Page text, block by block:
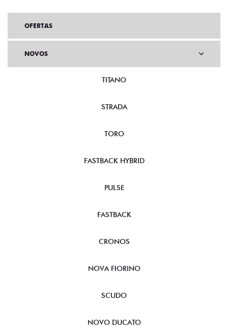
OFERTAS
NOVOS
TITANO
STRADA
TORO
FASTBACK HYBRID
PULSE
FASTBACK
CRONOS
NOVA FIORINO
SCUDO
NOVO DUCATO